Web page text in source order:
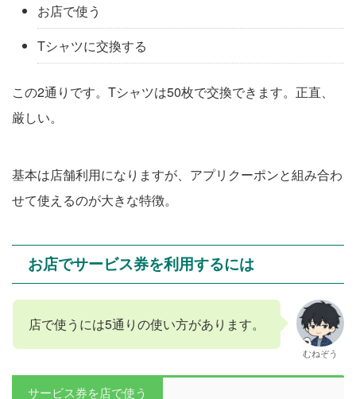
お店で使う
Tシャツに交換する
この2通りです。Tシャツは50枚で交換できます。正直、
厳しい。
基本は店舗利用になりますが、アプリクーポンと組み合わ
せて使えるのが大きな特徴。
お店でサービス券を利用するには
店で使うには5通りの使い方があります。
むねぞう
サービス券を店で使う